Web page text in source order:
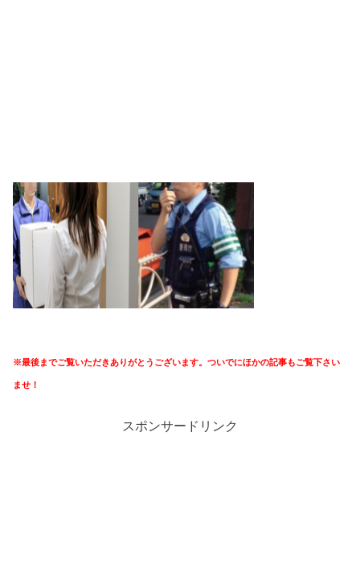
※最後までご覧いただきありがとうございます。ついでにほかの記事もご覧下さい
ませ！
スポンサードリンク